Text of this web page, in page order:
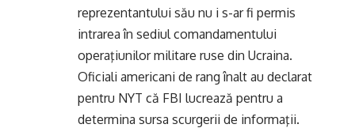
reprezentantului său nu i s-ar fi permis
intrarea în sediul comandamentului
operaţiunilor militare ruse din Ucraina.
Oficiali americani de rang înalt au declarat
pentru NYT că FBI lucrează pentru a
determina sursa scurgerii de informaţii.